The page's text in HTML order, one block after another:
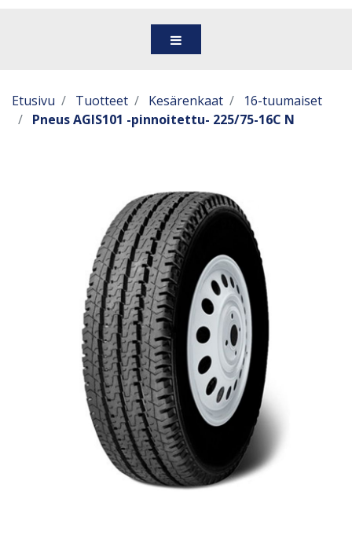
Etusivu Tuotteet Kesärenkaat
16-tuumaiset
Pneus AGIS101 -pinnoitettu- 225/75-16C N